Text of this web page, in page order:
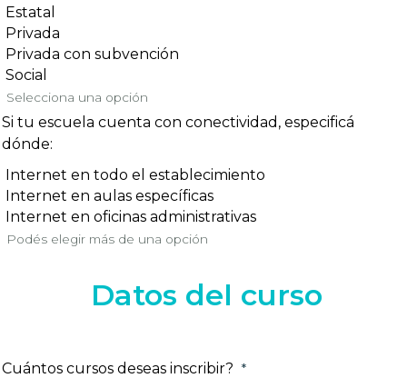
Estatal
Privada
Privada con subvención
Social
Selecciona una opción
Si tu escuela cuenta con conectividad, especificá
dónde:
Internet en todo el establecimiento
Internet en aulas específicas
Internet en oficinas administrativas
Podés elegir más de una opción
Datos del curso
Cuántos cursos deseas inscribir?